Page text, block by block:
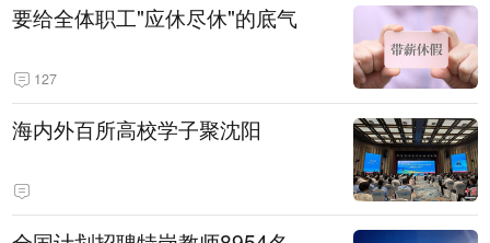
要给全体职工"应休尽休"的底气
127
海内外百所高校学子聚沈阳